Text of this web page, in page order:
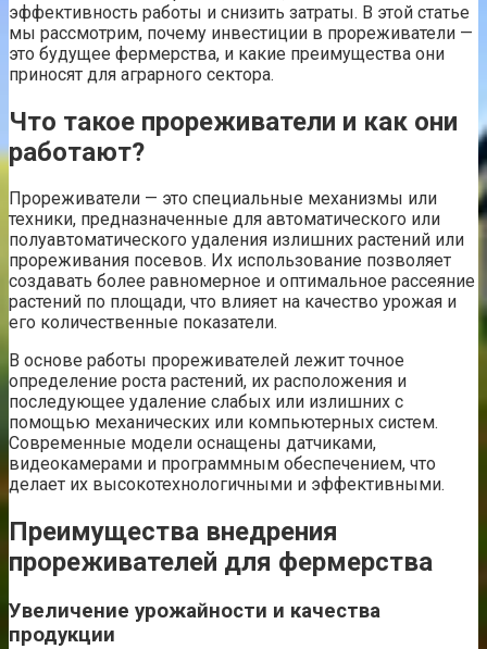
эффективность работы и снизить затраты. В этой статье
мы рассмотрим, почему инвестиции в прореживатели —
это будущее фермерства, и какие преимущества они
приносят для аграрного сектора.
Что такое прореживатели и как они
работают?
Прореживатели — это специальные механизмы или
техники, предназначенные для автоматического или
полуавтоматического удаления излишних растений или
прореживания посевов. Их использование позволяет
создавать более равномерное и оптимальное рассеяние
растений по площади, что влияет на качество урожая и
его количественные показатели.
В основе работы прореживателей лежит точное
определение роста растений, их расположения и
последующее удаление слабых или излишних с
помощью механических или компьютерных систем.
Современные модели оснащены датчиками,
видеокамерами и программным обеспечением, что
делает их высокотехнологичными и эффективными.
Преимущества внедрения
прореживателей для фермерства
Увеличение урожайности и качества
продукции